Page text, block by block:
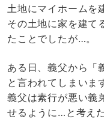
土地にマイホームを
その土地に家を建て
たことでしたが…。
ある日、義父から「
と言われてしまいま
義父は素行が悪い義
せるように…と考え